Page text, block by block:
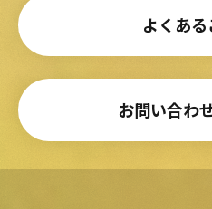
よくあ
お問い合わ